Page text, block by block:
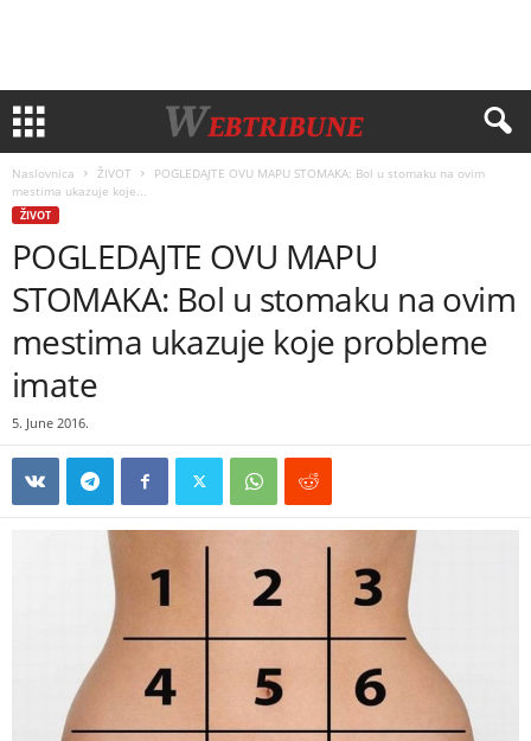
Naslovnica ŽIVOT
POGLEDAJTE OVU MAPU STOMAKA: Bol u stomaku na ovim
mestima ukazuje koje...
ŽIVOT
POGLEDAJTE OVU MAPU
STOMAKA: Bol u stomaku na ovim
mestima ukazuje koje probleme
imate
5. June 2016.